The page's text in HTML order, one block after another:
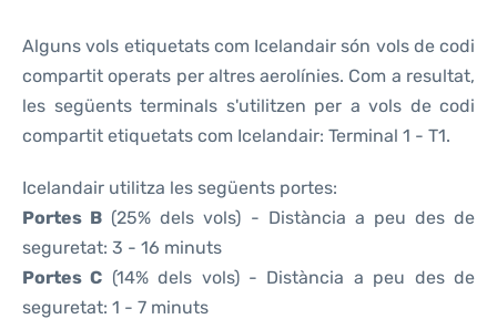
Alguns vols etiquetats com Icelandair són vols de codi
compartit operats per altres aerolínies. Com a resultat,
les següents terminals s'utilitzen per a vols de codi
compartit etiquetats com Icelandair: Terminal 1 - T1.
Icelandair utilitza les següents portes:
Portes B (25% dels vols) - Distància a peu des de
seguretat: 3 - 16 minuts
Portes C (14% dels vols) - Distància a peu des de
seguretat: 1 - 7 minuts